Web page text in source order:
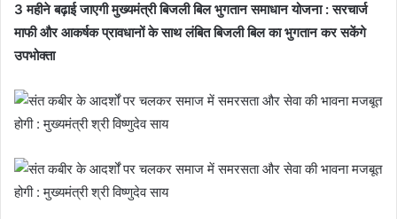
3 महीने बढ़ाई जाएगी मुख्यमंत्री बिजली बिल भुगतान समाधान योजना : सरचार्ज
माफी और आकर्षक प्रावधानों के साथ लंबित बिजली बिल का भुगतान कर सकेंगे
उपभोक्ता